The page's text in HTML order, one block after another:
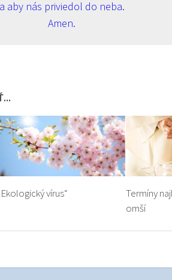
a aby nás priviedol do neba.
Amen.
vírus“
Termíny
omší